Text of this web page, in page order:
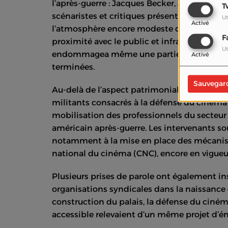
Activé
Activé
l’après-guerre : Jacques Becker, Jean
scénaristes et critiques présents dans les
l’atmosphère encore modeste de cette
proximité avec le public et infrastructures
endommagea même une partie du palais,
terminées.
Au-delà de l’aspect patrimonial, la
militants consacrés à la défense du
mobilisation des professionnels du
américain après-guerre. Les intervenants
notamment à la mise en place des
national du cinéma (CNC), encore en
Plusieurs prises de parole ont également
organisations syndicales dans la
construction du palais, la défense du
accessible relevaient d’un même projet